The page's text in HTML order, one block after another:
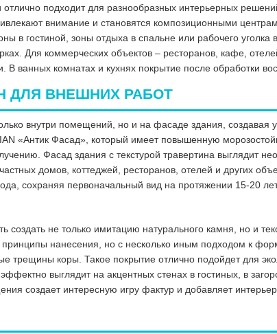
отлично подходит для разнообразных интерьерных
внимание и становятся композиционными
в гостиной, зоны отдыха в спальне или рабочего уголка
Для коммерческих объектов – ресторанов, кафе,
ванных комнатах и кухнях покрытие после обработки
ДЛЯ ВНЕШНИХ РАБОТ
внутри помещений, но и на фасаде здания,
«Антик Фасад», который имеет повышенную
Фасад здания с текстурой травертина выглядит
домов, коттеджей, ресторанов, отелей и других
сохраняя первоначальный вид на протяжении 15-20 лет
создать не только имитацию натурального камня, но и
нанесения, но с несколько иным подходом к
коры. Такое покрытие отлично подойдет для
выглядит на акцентных стенах в гостиных, в
создает интересную игру фактур и добавляет